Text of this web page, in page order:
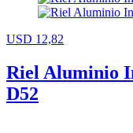
USD 12,82
Riel Aluminio
D52